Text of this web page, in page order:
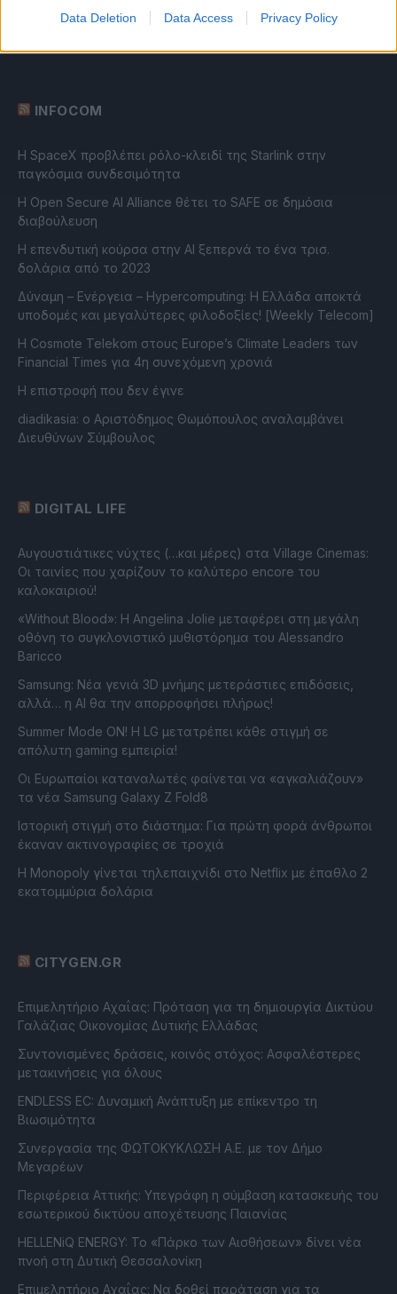
Data Deletion Data Access Privacy Policy
INFOCOM
Η SpaceX προβλέπει ρόλο-κλειδί της Starlink στην
παγκόσμια συνδεσιμότητα
Η Open Secure AI Alliance θέτει το SAFE σε δημόσια
διαβούλευση
Η επενδυτική κούρσα στην AI ξεπερνά το ένα τρισ.
δολάρια από το 2023
Δύναμη – Ενέργεια – Ηypercomputing: Η Ελλάδα αποκτά
υποδομές και μεγαλύτερες φιλοδοξίες! [Weekly Telecom]
Η Cosmote Telekom στους Europe’s Climate Leaders των
Financial Times για 4η συνεχόμενη χρονιά
Η επιστροφή που δεν έγινε
diadikasia: ο Αριστόδημος Θωμόπουλος αναλαμβάνει
Διευθύνων Σύμβουλος
DIGITAL LIFE
Αυγουστιάτικες νύχτες (…και μέρες) στα Village Cinemas:
Οι ταινίες που χαρίζουν το καλύτερο encore του
καλοκαιριού!
«Without Blood»: Η Angelina Jolie μεταφέρει στη μεγάλη
οθόνη το συγκλονιστικό μυθιστόρημα του Alessandro
Baricco
Samsung: Νέα γενιά 3D μνήμης μετεράστιες επιδόσεις,
αλλά… η AI θα την απορροφήσει πλήρως!
Summer Mode ON! Η LG μετατρέπει κάθε στιγμή σε
απόλυτη gaming εμπειρία!
Οι Ευρωπαίοι καταναλωτές φαίνεται να «αγκαλιάζουν»
τα νέα Samsung Galaxy Z Fold8
Ιστορική στιγμή στο διάστημα: Για πρώτη φορά άνθρωποι
έκαναν ακτινογραφίες σε τροχιά
Η Monopoly γίνεται τηλεπαιχνίδι στο Netflix με έπαθλο 2
εκατομμύρια δολάρια
CITYGEN.GR
Επιμελητήριο Αχαΐας: Πρόταση για τη δημιουργία Δικτύου
Γαλάζιας Οικονομίας Δυτικής Ελλάδας
Συντονισμένες δράσεις, κοινός στόχος: Ασφαλέστερες
μετακινήσεις για όλους
ENDLESS EC: Δυναμική Ανάπτυξη με επίκεντρο τη
Βιωσιμότητα
Συνεργασία της ΦΩΤΟΚΥΚΛΩΣΗ Α.Ε. με τον Δήμο
Μεγαρέων
Περιφέρεια Αττικής: Υπεγράφη η σύμβαση κατασκευής του
εσωτερικού δικτύου αποχέτευσης Παιανίας
HELLENiQ ENERGY: Το «Πάρκο των Αισθήσεων» δίνει νέα
πνοή στη Δυτική Θεσσαλονίκη
Επιμελητήριο Αχαΐας: Να δοθεί παράταση για τα